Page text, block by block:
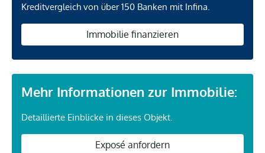
Kreditvergleich von über 150 Banken mit Infina.
Immobilie finanzieren
Mehr Informationen zur Immobilie:
Detaillierte Einblicke in dieses Objekt.
Exposé anfordern